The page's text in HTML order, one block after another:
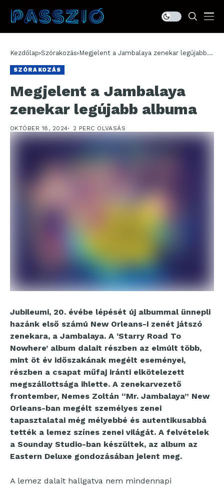
Kezdőlap Szórakozás Megjelent a Jambalaya zenekar legújabb
SZÓRAKOZÁS
Megjelent a Jambalaya
zenekar legújabb albuma
OKTÓBER 18, 2024 2 PERC OLVASÁS
Jubileumi, 20. évébe lépését új albummal ünnepli
hazánk első számú New Orleans-i zenét játszó
zenekara, a Jambalaya. A ‘Starry Road To
Nowhere’ album dalait részben az elmúlt több,
mint öt év időszakának megélt eseményei,
részben a csapat műfaj iránti elkötelezett
megszállottsága ihlette. A zenekarvezető
frontember, Nemes Zoltán “Mr. Jambalaya” New
Orleans-ban megélt személyes zenei
tapasztalatai még mélyebbé és autentikusabbá
tették a lemez színes zenei világát. A felvételek
a Sounday Studio-ban készültek, az album az
Eastern Deluxe gondozásában jelent meg.
A lemez dalait hallgatva nem mindennapi